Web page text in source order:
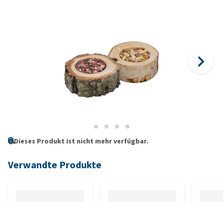
Dieses Produkt ist nicht mehr verfügbar.
Verwandte Produkte